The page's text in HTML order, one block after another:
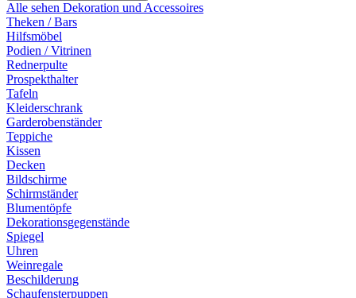
Alle sehen Dekoration und Accessoires
Theken / Bars
Hilfsmöbel
Podien / Vitrinen
Rednerpulte
Prospekthalter
Tafeln
Kleiderschrank
Garderobenständer
Teppiche
Kissen
Decken
Bildschirme
Schirmständer
Blumentöpfe
Dekorationsgegenstände
Spiegel
Uhren
Weinregale
Beschilderung
Schaufensterpuppen